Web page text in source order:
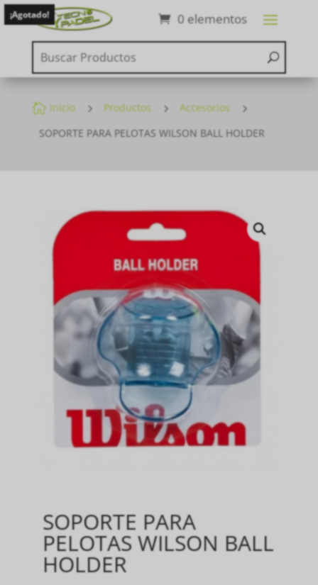
0 elementos
¡Agotado!
 Inicio 5 Productos 5 Accesorios 5
SOPORTE PARA PELOTAS WILSON BALL HOLDER
SOPORTE PARA
PELOTAS WILSON BALL
HOLDER